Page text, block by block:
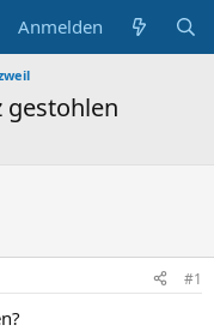
Anmelden
gestohlen
#1